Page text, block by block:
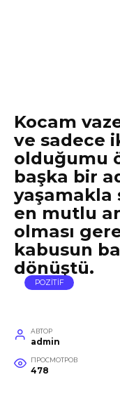
Kocam
ve sadece
olduğumu
başka bir
yaşamakla
en mutlu
olması
kabusun
dönüştü.
POZİTİF
АВТОР
admin
ПРОСМОТРОВ
478